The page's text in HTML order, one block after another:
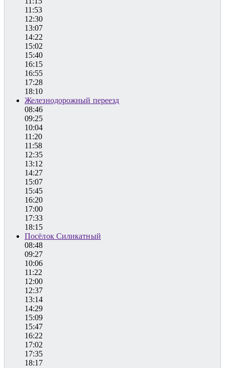
11:53
12:30
13:07
14:22
15:02
15:40
16:15
16:55
17:28
18:10
Железнодорожный переезд
08:46
09:25
10:04
11:20
11:58
12:35
13:12
14:27
15:07
15:45
16:20
17:00
17:33
18:15
Посёлок Силикатный
08:48
09:27
10:06
11:22
12:00
12:37
13:14
14:29
15:09
15:47
16:22
17:02
17:35
18:17